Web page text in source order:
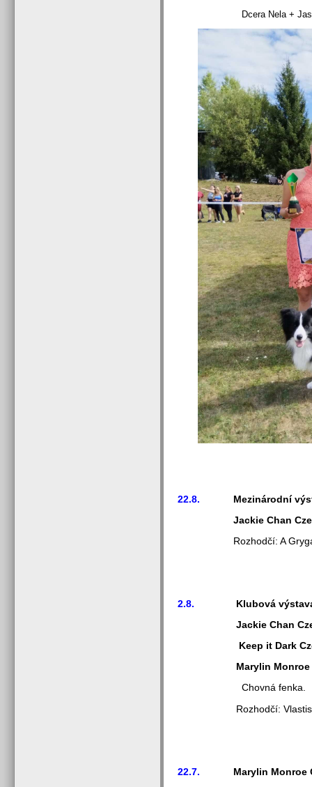
Dcera Nela +
22.8.
Mezinárodní
Jackie Chan
Rozhodčí: A
2.8.
Klubová
Jackie Chan
Keep it Dark
Marylin
Chovná fenka.
Rozhodčí: Vlastislav
22.7.
Marylin Monroe